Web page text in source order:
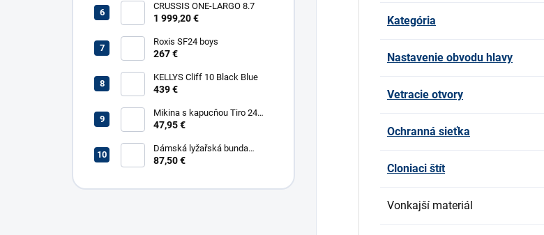
CRUSSIS ONE-LARGO 8.7
1 999,20 €
Roxis SF24 boys
267 €
KELLYS Cliff 10 Black Blue
439 €
Mikina s kapucňou Tiro 24
Sweat
47,95 €
Dámská lyžařská bunda
Husky Golora
87,50 €
Kategória
Nastavenie obvodu hlavy
Vetracie otvory
Ochranná sieťka
Cloniaci štít
Vonkajší materiál